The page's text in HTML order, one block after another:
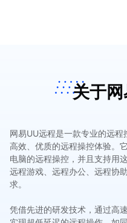
关于
网易UU远程是一款专业的远程
高效、优质的远程操控体验。
电脑的远程操控，并且支持用
远程游戏、远程办公、远程协
求。
凭借先进的研发技术，通过高